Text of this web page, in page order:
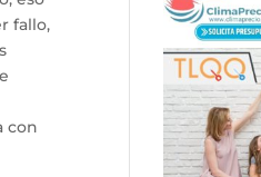
fallo,
con